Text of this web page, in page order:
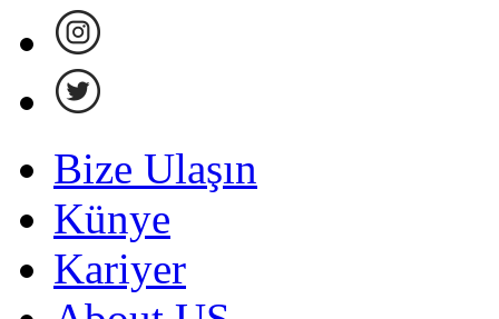
Bize Ulaşın
Künye
Kariyer